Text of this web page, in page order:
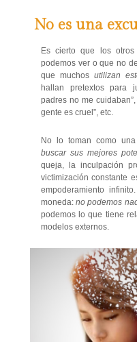
No es una
Es cierto que los
podemos ver o que no
que muchos utilizan
hallan pretextos para
padres no me
gente es cruel”, etc.
No lo toman como
buscar sus mejores
queja, la inculpación
victimización constante
empoderamiento
moneda:no podemos
podemos lo que tiene
modelos externos.